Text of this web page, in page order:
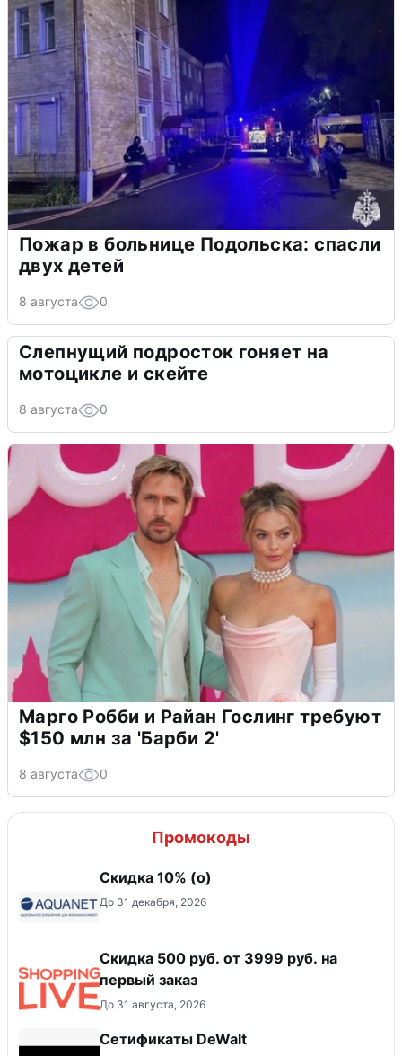
Пожар в больнице Подольска: спасли
двух детей
8 августа 0
Слепнущий подросток гоняет на
мотоцикле и скейте
8 августа 0
Марго Робби и Райан Гослинг требуют
$150 млн за 'Барби 2'
8 августа 0
Промокоды
Скидка 10% (о)
До 31 декабря, 2026
Скидка 500 руб. от 3999 руб. на
первый заказ
До 31 августа, 2026
Сетификаты DeWalt